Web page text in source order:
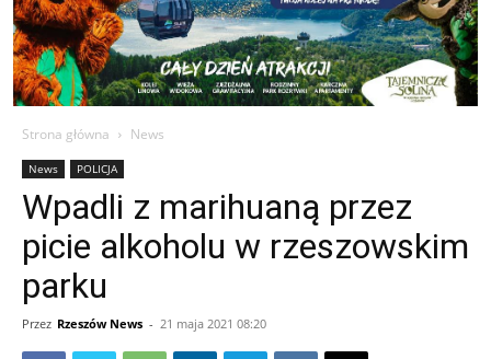
Strona główna News
News POLICJA
Wpadli z marihuaną przez
picie alkoholu w rzeszowskim
parku
Przez Rzeszów News - 21 maja 2021 08:20